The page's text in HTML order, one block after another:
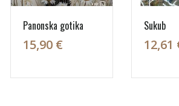
Panonska gotika
15,90 €
Sukub
12,61